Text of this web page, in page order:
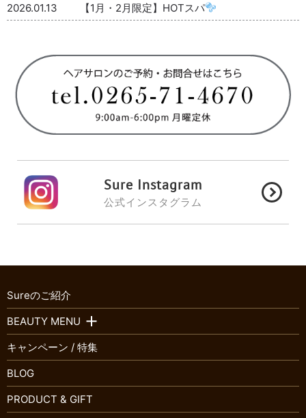
2026.01.13
【1月・2月限定】HOTスパ
Sure Instagram
公式インスタグラム
Sureのご紹介
BEAUTY MENU
キャンペーン / 特集
BLOG
PRODUCT & GIFT